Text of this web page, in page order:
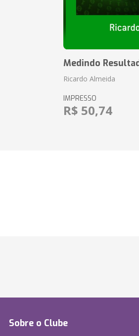
Medindo
Ricardo Almeida
IMPRESSO
R$ 50,74
Sobre o Clube